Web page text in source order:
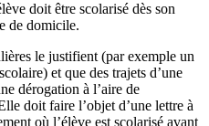
doit être scolarisé dès son
de domicile.
le justifient (par exemple un
et que des trajets d’une
dérogation à l’aire de
doit faire l’objet d’une lettre à
où l’élève est scolarisé avant